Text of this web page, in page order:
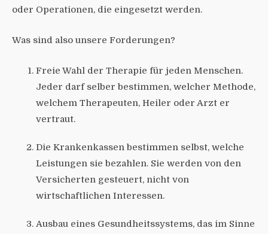
oder Operationen, die eingesetzt werden.
Was sind also unsere Forderungen?
Freie Wahl der Therapie für jeden Menschen.
Jeder darf selber bestimmen, welcher Methode,
welchem Therapeuten, Heiler oder Arzt er
vertraut.
Die Krankenkassen bestimmen selbst, welche
Leistungen sie bezahlen. Sie werden von den
Versicherten gesteuert, nicht von
wirtschaftlichen Interessen.
Ausbau eines Gesundheitssystems, das im Sinne